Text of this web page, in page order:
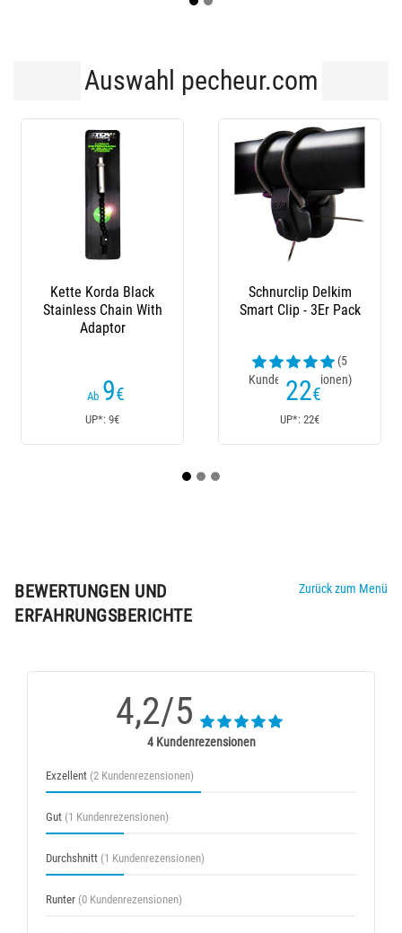
Auswahl pecheur.com
Schnurclip Delkim
Smart Clip - 3Er Pack
Kundenrezensionen)
22€
UP*: 22€
Schutzschale Für
Sensor Carpsounder
(6
Kundenrezensionen)
9 ,90€
UP*: 11,90€
BEWERTUNGEN UND
ERFAHRUNGSBERICHTE
Zurück zum Menü
4,2/5
4 Kundenrezensionen
Exzellent (2 Kundenrezensionen)
Gut (1 Kundenrezensionen)
Durchshnitt (1 Kundenrezensionen)
Runter (0 Kundenrezensionen)